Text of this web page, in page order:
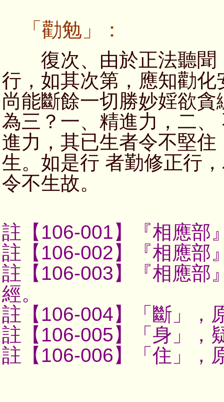
「勸勉」：
復次、由於正法聽聞
行，如其次第，應知勸
尚能斷餘一切勝妙婬欲
為三？一、精進力，二
進力，其已生者令不堅
生。如是行 者勤修正行
令不生故。
註【106-001】
『相應
註【106-002】
『相應
註【106-003】
『相應
經。
註【106-004】
「斷」
註【106-005】
「身」，
註【106-006】
「住」